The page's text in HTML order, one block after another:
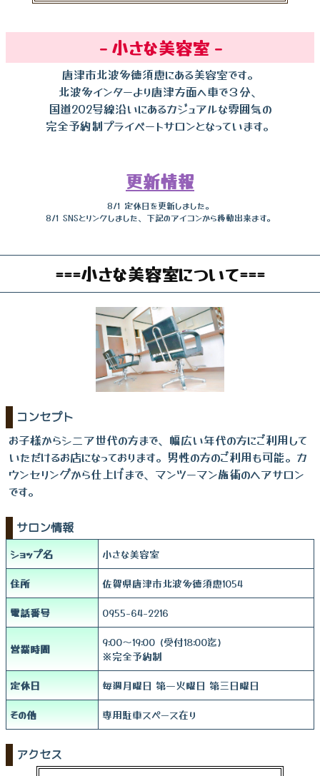
－小さな美容室－
唐津市北波多徳須恵にある美容室です。
北波多インターより唐津方面へ車で３分、
国道202号線沿いにあるカジュアルな雰囲気の
完全予約制プライベートサロンとなっています。
更新情報
8/1 定休日を更新しました。
8/1 SNSとリンクしました、下記のアイコンから移動出来ます。
===小さな美容室について===
コンセプト
お子様からシニア世代の方まで、幅広い年代の方にご利用して
いただけるお店になっております。男性の方のご利用も可能。カ
ウンセリングから仕上げまで、マンツーマン施術のヘアサロン
です。
サロン情報
ショップ名 小さな美容室
住所 佐賀県唐津市北波多徳須恵1054
電話番号 0955-64-2216
営業時間
9:00～19:00 (受付18:00迄)
※完全予約制
定休日 毎週月曜日 第一火曜日 第三日曜日
その他 専用駐車スペース在り
アクセス